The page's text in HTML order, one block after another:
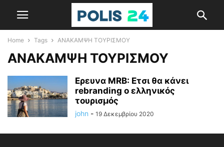
Home Tags ΑΝΑΚΑΜΨΗ ΤΟΥΡΙΣΜΟΥ
ΑΝΑΚΑΜΨΗ ΤΟΥΡΙΣΜΟΥ
Ερευνα MRB: Ετσι θα κάνει
rebranding ο ελληνικός
τουρισμός
john - 19 Δεκεμβρίου 2020